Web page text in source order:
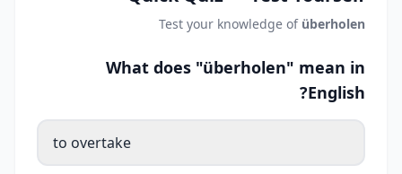
Test your knowledge of überholen
What does "überholen" mean in
English?
to overtake